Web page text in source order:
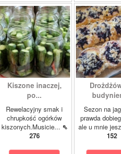
Kiszone inaczej,
po...
Rewelacyjny smak i
chrupkość ogórków
kiszonych.Musicie... ⇖
276
Sezon na
prawda
ale u mnie
152